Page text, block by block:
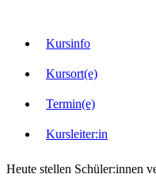
Kursinfo
Kursort(e)
Termin(e)
Kursleiter:in
Heute stellen Schüler:innen